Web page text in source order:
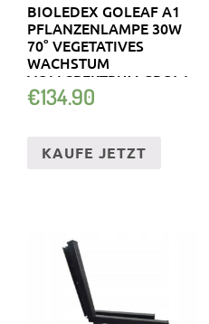
BIOLEDEX GOLEAF A1
PFLANZENLAMPE 30W
70° VEGETATIVES
WACHSTUM
VOLLSPEKTRUM GROW
€134.90
KAUFE JETZT